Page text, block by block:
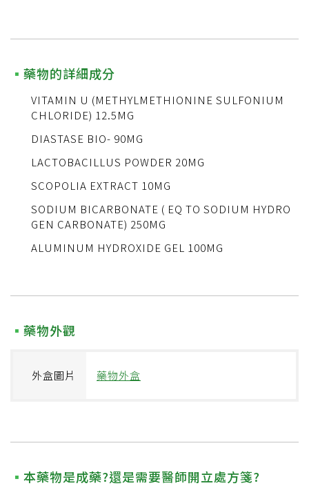
藥物的詳細成分
VITAMIN U (METHYLMETHIONINE SULFONIUM
CHLORIDE) 12.5MG
DIASTASE BIO- 90MG
LACTOBACILLUS POWDER 20MG
SCOPOLIA EXTRACT 10MG
SODIUM BICARBONATE ( EQ TO SODIUM HYDRO
GEN CARBONATE) 250MG
ALUMINUM HYDROXIDE GEL 100MG
藥物外觀
外盒圖片 藥物外盒
本藥物是成藥?還是需要醫師開立處方箋?